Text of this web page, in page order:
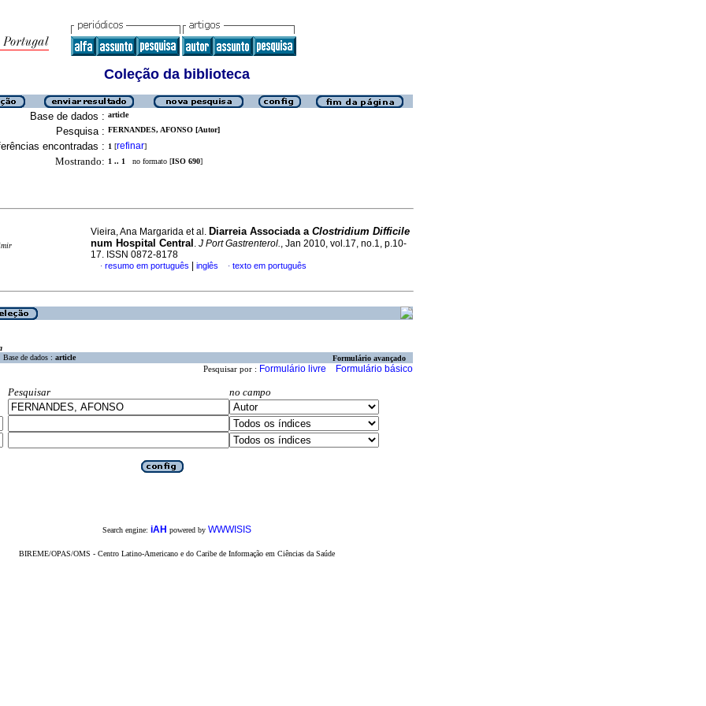
Coleção da biblioteca
Base de dados : article
Pesquisa : FERNANDES, AFONSO [Autor]
encontradas : 1 [refinar]
Mostrando: 1 .. 1 no formato [ISO 690]
Vieira, Ana Margarida et al. Diarreia Associada a Clostridium Difficile
num Hospital Central . J Port Gastrenterol., Jan 2010, vol.17, no.1, p.10-
17. ISSN 0872-8178
· resumo em português inglês · texto em português
Base de dados : article Formulário avançado
Pesquisar por : Formulário livre Formulário básico
Pesquisar
no campo
Search engine: iAH powered by WWWISIS
BIREME/OPAS/OMS - Centro Latino-Americano e do Caribe de Informação em Ciências da Saúde